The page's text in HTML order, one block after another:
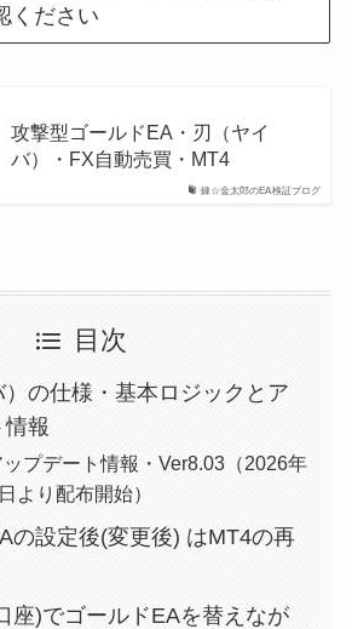
ください
錬☆金太郎のEA検証ブログ
攻撃型ゴールドEA・刃（ヤイ
バ）・FX自動売買・MT4
目次
）の仕様・基本ロジックとア
情報
プデート情報・Ver8.03（2026年
より配布開始）
の設定後(変更後) はMT4の再
座)でゴールドEAを替えなが